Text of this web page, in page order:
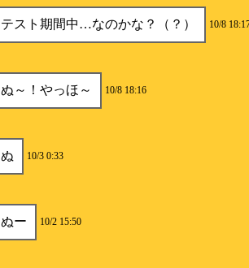
テスト期間中…なのかな？（？） 10/8
ぬ～！やっほ～ 10/8 18:16
ぬ 10/3 0:33
ぬー 10/2 15:50